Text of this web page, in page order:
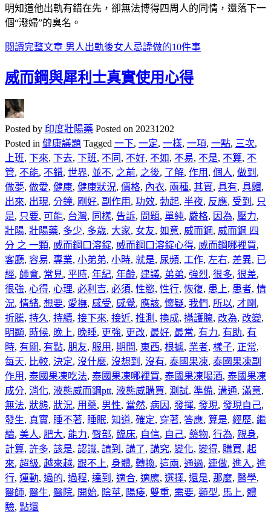
明知道他出軌有錯在先，卻無法博得四周人的同情，還落下一
個“潑婦”的臭名。
閱讀完整文章 男人出軌後女人忌諱做的10件事
威而鋼與犀利士真實使用心得
Posted by 印度壯陽藥 Posted on 20231202
Posted in 健康議題 Tagged 一下, 一定, 一樣, 一項, 一點, 三次,
上班, 下來, 下去, 下班, 不同 , 不好, 不如, 不易, 不是, 不算, 不
管, 不能, 不錯, 世界, 並不, 之前, 之後, 了解, 作用 , 個人, 做到 ,
做夢, 做愛, 健康, 健康狀況, 價格, 內衣, 兩種, 其實, 具有, 具體,
出來, 出現, 分鐘, 剛好, 副作用 , 功效, 勃起, 半夜, 反應, 受到 , 只
是, 只要, 可能, 台灣, 同樣, 告訴, 問題, 單純, 嚴格, 因為, 壓力,
壯陽, 壯陽藥, 多少, 多歲, 大家, 女友, 如意, 威而鋼, 威而鋼 四
分 之 一顆, 威而鋼口溶錠, 威而鋼口溶錠心得, 威而鋼哪裡買,
客廳, 容易, 專業, 小弟弟, 小時, 就是, 尿頻, 工作, 左右, 差異, 已
經, 師會, 常見, 平時, 年紀, 年齡, 建議, 弟弟, 強烈, 很多, 很差,
很強, 心得, 心理, 必利吉, 必須, 性慾, 性行, 恢復, 患上, 患者, 情
況, 情緒, 想要, 愛撫, 感受, 感覺, 應該, 懷疑, 我們, 所以, 才剛 ,
折騰, 持久 , 持續, 接下來, 接近, 推測 , 換成, 攝護腺, 改為, 改變,
明顯, 時候, 晚上, 晚睡, 更強, 更改, 最好, 最常, 有力, 有助, 有
時, 有關, 有點, 朋友, 服用 , 期間, 東西, 根據, 業者, 樣子, 正常,
每天, 比較, 決定, 沒什麼, 沒想到 , 沒有, 泰國果凍, 泰國果凍副
作用 , 泰國果凍吃法, 泰國果凍哪裡買, 泰國果凍喝酒, 泰國果凍
成分, 消化, 液態威而鋼ptt, 液態威購買, 測試, 準備, 溝通, 滿意,
無法, 狀態, 狀況, 用藥, 男性, 當然, 病因 , 發揮, 發現, 發現自己,
發生, 真實, 睡不著, 睡眠, 知道, 確定, 穿著, 答應, 算是, 經歷, 繼
續, 美人, 肥大, 能力, 臀部, 臨床, 自信, 自己, 藥物, 行為, 親身,
計算, 許多, 該是, 認識, 請到 , 講了, 講究, 變化, 變得, 購買, 起
來, 超級, 越來越, 跟不上, 身體, 轉換, 這兩, 通過, 連做, 進入 , 進
行, 運動, 過的, 過程, 達到 , 適合, 適應, 選擇, 還是, 那麼, 醫學,
醫師, 醫生, 醫院, 開始, 陰莖, 陽痿, 雙重, 需要, 類型, 馬上, 體
驗, 點還